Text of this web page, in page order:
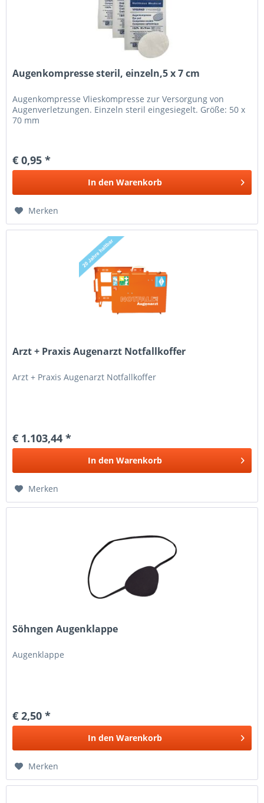
Augenkompresse steril, einzeln,5 x 7 cm
Augenkompresse Vlieskompresse zur Versorgung von
Augenverletzungen. Einzeln steril eingesiegelt. Größe: 50 x
70 mm
€ 0,95 *
In den Warenkorb
Merken
Arzt + Praxis Augenarzt Notfallkoffer
Arzt + Praxis Augenarzt Notfallkoffer
€ 1.103,44 *
In den Warenkorb
Merken
Söhngen Augenklappe
Augenklappe
€ 2,50 *
In den Warenkorb
Merken